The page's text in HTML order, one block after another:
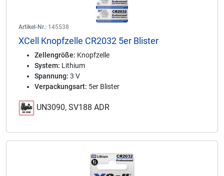
Artikel-Nr.: 145538
XCell Knopfzelle CR2032 5er Blister
Zellengröße: Knopfzelle
System: Lithium
Spannung: 3 V
Verpackungsart: 5er Blister
UN3090, SV188 ADR